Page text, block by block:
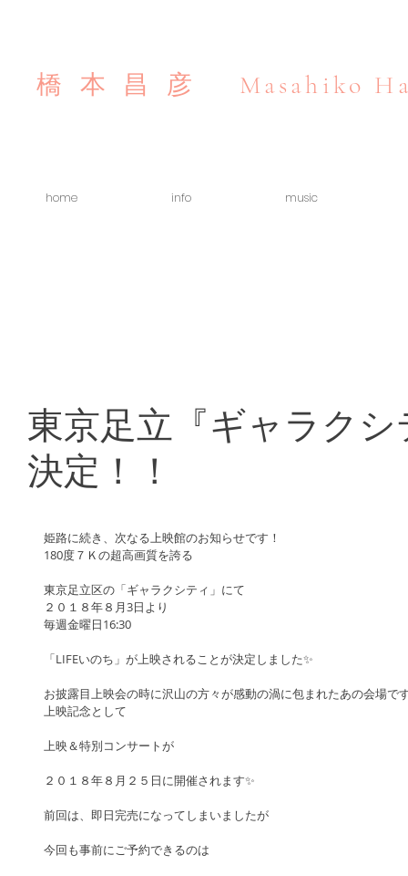
橋本昌彦 Masahiko
home info music
東京足立『ギャラク
決定！！
姫路に続き、次なる上映館のお知らせです！
180度７Ｋの超高画質を誇る
東京足立区の「ギャラクシティ」にて
２０１８年８月3日より
毎週金曜日16:30
「LIFEいのち」が上映されることが決定しました✨
お披露目上映会の時に沢山の方々が感動の渦に包まれたあの会場で
上映記念として
上映＆特別コンサートが
２０１８年８月２５日に開催されます✨
前回は、即日完売になってしまいましたが
今回も事前にご予約できるのは